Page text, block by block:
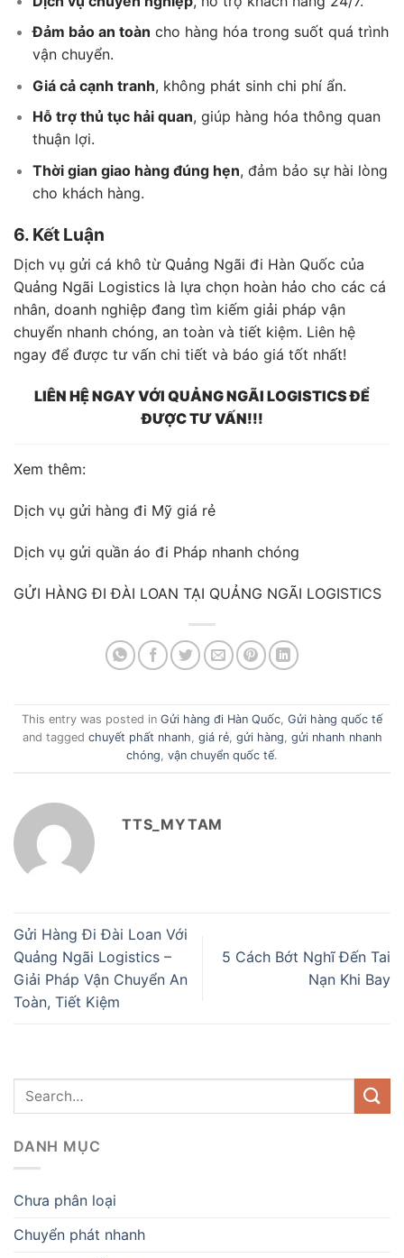
Đảm bảo an toàn cho hàng hóa trong suốt quá trình
vận chuyển.
Giá cả cạnh tranh, không phát sinh chi phí ẩn.
Hỗ trợ thủ tục hải quan, giúp hàng hóa thông quan
thuận lợi.
Thời gian giao hàng đúng hẹn, đảm bảo sự hài lòng
cho khách hàng.
6. Kết Luận
Dịch vụ gửi cá khô từ Quảng Ngãi đi Hàn Quốc của
Quảng Ngãi Logistics là lựa chọn hoàn hảo cho các cá
nhân, doanh nghiệp đang tìm kiếm giải pháp vận
chuyển nhanh chóng, an toàn và tiết kiệm. Liên hệ
ngay để được tư vấn chi tiết và báo giá tốt nhất!
LIÊN HỆ NGAY VỚI QUẢNG NGÃI LOGISTICS ĐỂ
ĐƯỢC TƯ VẤN!!!
Xem thêm:
Dịch vụ gửi hàng đi Mỹ giá rẻ
Dịch vụ gửi quần áo đi Pháp nhanh chóng
GỬI HÀNG ĐI ĐÀI LOAN TẠI QUẢNG NGÃI LOGISTICS
This entry was posted in Gửi hàng đi Hàn Quốc Gửi hàng quốc tế
and tagged chuyết phất nhanh giá rẻ, gửi hàng gửi nhanh nhanh
chóng vận chuyển quốc tế.
TTS_MYTAM
Gửi Hàng Đi Đài Loan Với
Quảng Ngãi Logistics –
Giải Pháp Vận Chuyển An
Toàn, Tiết Kiệm
5 Cách Bớt Nghĩ Đến Tai
Nạn Khi Bay
DANH MỤC
Chưa phân loại
Chuyển phát nhanh